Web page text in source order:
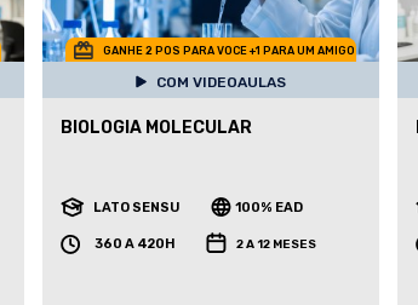
GANHE 2 POS PARA VOCE +1 PARA UM AMIGO
COM VIDEOAULAS
BIOLOGIA MOLECULAR
LATO SENSU 100% EAD
360 A 420H 2 A 12 MESES